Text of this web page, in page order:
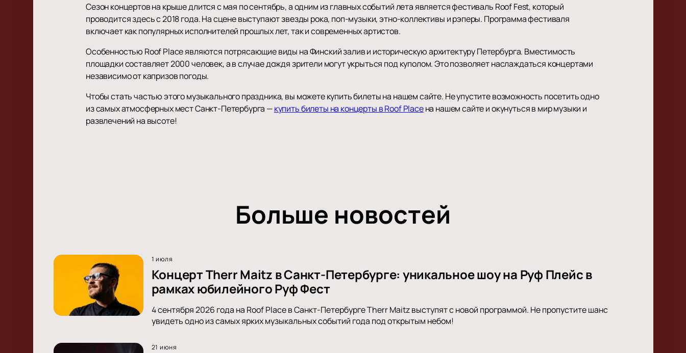
Сезон концертов на крыше длится с мая по сентябрь, а одним из главных событий лета является фестиваль Roof Fest, который
проводится здесь с 2018 года. На сцене выступают звезды рока, поп-музыки, этно-коллективы и рэперы. Программа фестиваля
включает как популярных исполнителей прошлых лет, так и современных артистов.
Особенностью Roof Place являются потрясающие виды на Финский залив и историческую архитектуру Петербурга. Вместимость
площадки составляет 2000 человек, а в случае дождя зрители могут укрыться под куполом. Это позволяет наслаждаться концертами
независимо от капризов погоды.
Чтобы стать частью этого музыкального праздника, вы можете купить билеты на нашем сайте. Не упустите возможность посетить одно
из самых атмосферных мест Санкт-Петербурга —купить билеты на концерты в Roof Placeна нашем сайте и окунуться в мир музыки и
развлечений на высоте!
Больше новостей
1 июля
Концерт Therr Maitz в Санкт-Петербурге: уникальное шоу на Руф Плейс в
рамках юбилейного Руф Фест
4 сентября 2026 года на Roof Place в Санкт-Петербурге Therr Maitz выступят с новой программой. Не пропустите шанс
увидеть одно из самых ярких музыкальных событий года под открытым небом!
21 июня